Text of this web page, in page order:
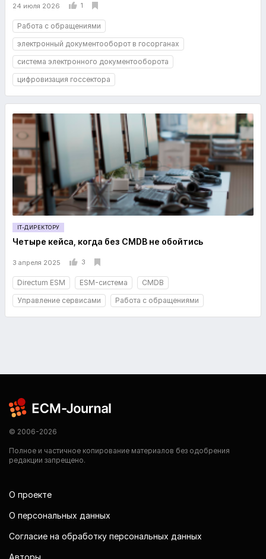
24 июля 2026 1
Работа с обращениями
электронный документооборот в госорганах
система электронного документооборота
цифровизация госсектора
IT-ДИРЕКТОРУ
Четыре кейса, когда без CMDB не обойтись
3 апреля 2025 3
Directum ESM ESM-система
CMDB
Управление сервисами
Работа с обращениями
© 2006-2026
Полное и частичное копирование материалов без одобрения
редакции запрещено.
О проекте
О персональных данных
Согласие на обработку персональных данных
Авторы